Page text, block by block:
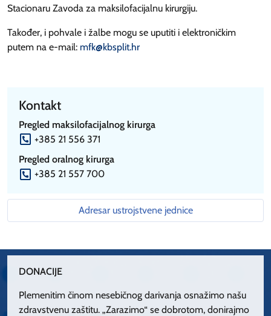
Stacionaru Zavoda za maksilofacijalnu kirurgiju.
Također, i pohvale i žalbe mogu se uputiti i elektroničkim
putem na e-mail: mfk@kbsplit.hr
Kontakt
Pregled maksilofacijalnog kirurga
P +385 21 556 371
Pregled oralnog kirurga
P +385 21 557 700
Adresar ustrojstvene jednice
DONACIJE
Plemenitim činom nesebičnog darivanja osnažimo našu
zdravstvenu zaštitu. „Zarazimo“ se dobrotom, donirajmo